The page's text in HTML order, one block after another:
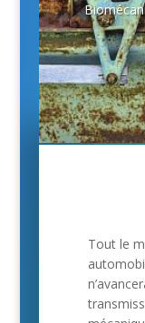
Tout le